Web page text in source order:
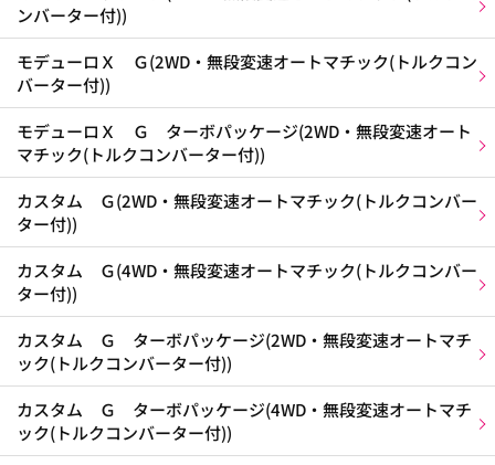
ンバーター付))
モデューロＸ Ｇ(2WD・無段変速オートマチック(トルクコン
バーター付))
モデューロＸ Ｇ ターボパッケージ(2WD・無段変速オート
マチック(トルクコンバーター付))
カスタム Ｇ(2WD・無段変速オートマチック(トルクコンバー
ター付))
カスタム Ｇ(4WD・無段変速オートマチック(トルクコンバー
ター付))
カスタム Ｇ ターボパッケージ(2WD・無段変速オートマチ
ック(トルクコンバーター付))
カスタム Ｇ ターボパッケージ(4WD・無段変速オートマチ
ック(トルクコンバーター付))